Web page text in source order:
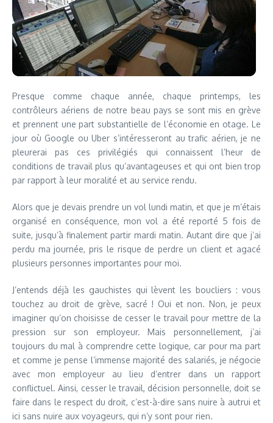
Presque comme chaque année, chaque printemps, les
contrôleurs aériens de notre beau pays se sont mis en grève
et prennent une part substantielle de l’économie en otage. Le
jour où Google ou Uber s’intéresseront au trafic aérien, je ne
pleurerai pas ces privilégiés qui connaissent l’heur de
conditions de travail plus qu’avantageuses et qui ont bien trop
par rapport à leur moralité et au service rendu.
Alors que je devais prendre un vol lundi matin, et que je m’étais
organisé en conséquence, mon vol a été reporté 5 fois de
suite, jusqu’à finalement partir mardi matin. Autant dire que j’ai
perdu ma journée, pris le risque de perdre un client et agacé
plusieurs personnes importantes pour moi.
J’entends déjà les gauchistes qui lèvent les boucliers : vous
touchez au droit de grève, sacré ! Oui et non. Non, je peux
imaginer qu’on choisisse de cesser le travail pour mettre de la
pression sur son employeur. Mais personnellement, j’ai
toujours du mal à comprendre cette logique, car pour ma part
et comme je pense l’immense majorité des salariés, je négocie
avec mon employeur au lieu d’entrer dans un rapport
conflictuel. Ainsi, cesser le travail, décision personnelle, doit se
faire dans le respect du droit, c’est-à-dire sans nuire à autrui et
ici sans nuire aux voyageurs, qui n’y sont pour rien.